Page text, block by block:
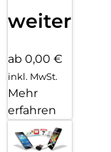
weiter
ab 0,00 €
inkl. MwSt.
Mehr
erfahren